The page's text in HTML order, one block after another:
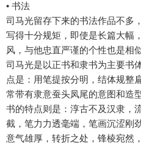
• 书法
司马光留存下来的书法作品不多
写得十分规矩，即使是长篇大幅
风，与他忠直严谨的个性也是相似
司马光是以正书和隶书为主要书
点是：用笔提按分明，结体规整
常带有隶意蚕头凤尾的意图和造
书的特点则是：淳古不及汉隶，
截，笔力力透毫端，笔画沉涩刚
意气雄厚，转折之处，锋棱宛然